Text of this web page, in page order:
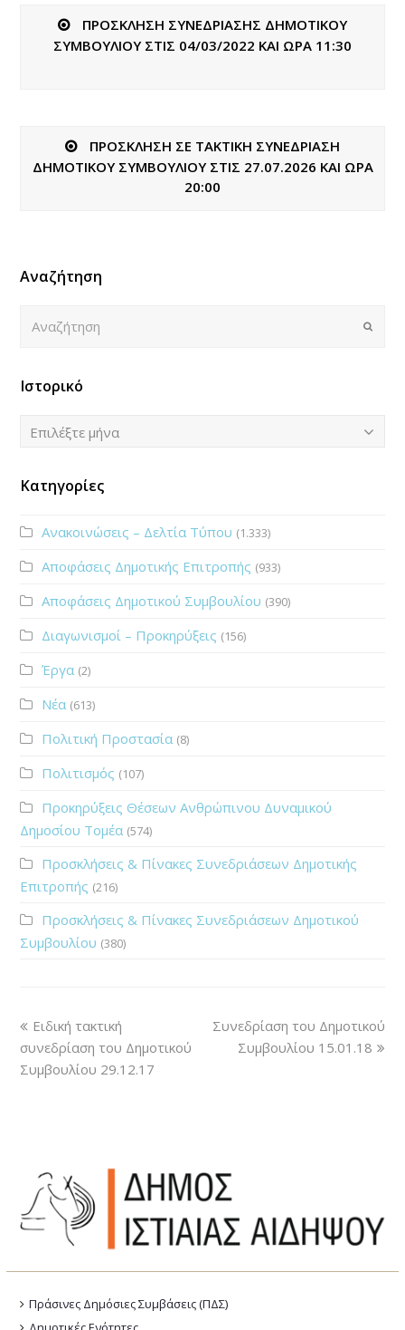
ΠΡΟΣΚΛΗΣΗ ΣΥΝΕΔΡΙΑΣΗΣ ΔΗΜΟΤΙΚΟΥ
ΣΥΜΒΟΥΛΙΟΥ ΣΤΙΣ 04/03/2022 ΚΑΙ ΩΡΑ 11:30
ΠΡΟΣΚΛΗΣΗ ΣΕ ΤΑΚΤΙΚΗ ΣΥΝΕΔΡΙΑΣΗ
ΔΗΜΟΤΙΚΟΥ ΣΥΜΒΟΥΛΙΟΥ ΣΤΙΣ 27.07.2026 ΚΑΙ ΩΡΑ
20:00
Αναζήτηση
Submit
Ιστορικό
Ιστορικό
Επιλέξτε μήνα
Κατηγορίες
Ανακοινώσεις – Δελτία Τύπου (1.333)
Αποφάσεις Δημοτικής Επιτροπής (933)
Αποφάσεις Δημοτικού Συμβουλίου (390)
Διαγωνισμοί – Προκηρύξεις (156)
Έργα (2)
Νέα (613)
Πολιτική Προστασία (8)
Πολιτισμός (107)
Προκηρύξεις Θέσεων Ανθρώπινου Δυναμικού
Δημοσίου Τομέα (574)
Προσκλήσεις & Πίνακες Συνεδριάσεων Δημοτικής
Επιτροπής (216)
Προσκλήσεις & Πίνακες Συνεδριάσεων Δημοτικού
Συμβουλίου (380)
Ειδική τακτική
συνεδρίαση του Δημοτικού
Συμβουλίου 29.12.17
Συνεδρίαση του Δημοτικού
Συμβουλίου 15.01.18
Πράσινες Δημόσιες Συμβάσεις (ΠΔΣ)